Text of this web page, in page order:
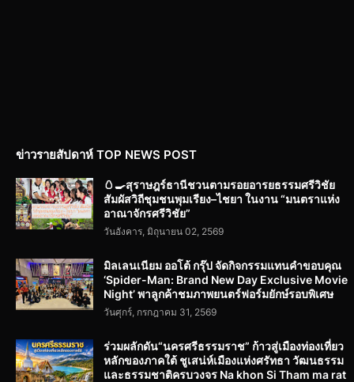
ข่าวรายสัปดาห์ TOP NEWS POST
🥚🍳สุราษฎร์ธานีชวนตามรอยอารยธรรมศรีวิชัย
สัมผัสวิถีชุมชนพุมเรียง–ไชยา ในงาน “มนตราแห่ง
อาณาจักรศรีวิชัย”
วันอังคาร, มิถุนายน 02, 2569
มิลเลนเนียม ออโต้ กรุ๊ป จัดกิจกรรมแทนคำขอบคุณ
‘Spider-Man: Brand New Day Exclusive Movie
Night’ พาลูกค้าชมภาพยนตร์ฟอร์มยักษ์รอบพิเศษ
วันศุกร์, กรกฎาคม 31, 2569
ร่วมผลักดัน“นครศรีธรรมราช” ก้าวสู่เมืองท่องเที่ยว
หลักของภาคใต้ ชูเสน่ห์เมืองแห่งศรัทธา วัฒนธรรม
และธรรมชาติครบวงจร Na khon Si Tham ma rat